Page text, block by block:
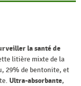
la santé de
litière mixte de la
29% de bentonite, et
Ultra-absorbante,